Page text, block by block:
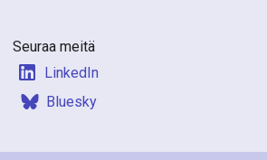
Seuraa meitä
LinkedIn
Bluesky